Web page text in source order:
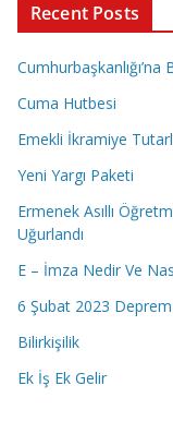
Recent Posts
Cumhurbaşkanlığı’na
Cuma Hutbesi
Emekli İkramiye
Yeni Yargı Paketi
Ermenek Asıllı
Uğurlandı
E – İmza Nedir Ve
6 Şubat 2023
Bilirkişilik
Ek İş Ek Gelir